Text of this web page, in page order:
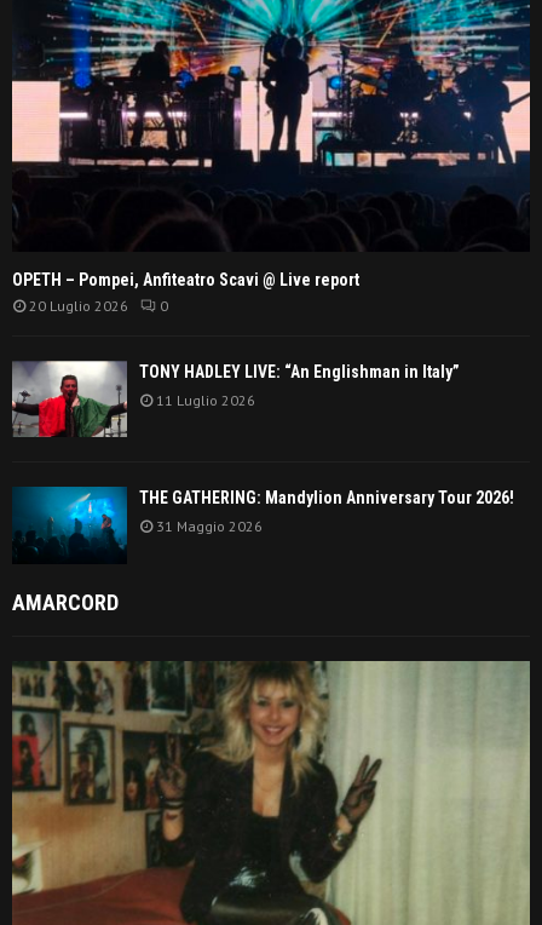
OPETH – Pompei, Anfiteatro Scavi @ Live report
20 Luglio 2026 0
TONY HADLEY LIVE: “An Englishman in Italy”
11 Luglio 2026
THE GATHERING: Mandylion Anniversary Tour 2026!
31 Maggio 2026
AMARCORD